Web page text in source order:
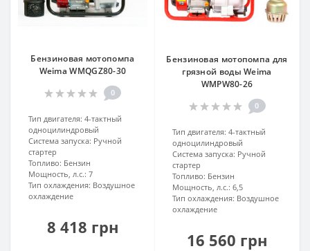
Бензиновая мотопомпа
Weima WMQGZ80-30
0
Тип двигателя: 4-тактный
одноцилиндровый
Система запуска: Ручной
стартер
Топливо: Бензин
Мощность, л.с.: 7
Тип охлаждения: Воздушное
охлаждение
8 418 грн
Бензиновая мотопомпа для
грязной воды Weima
WMPW80-26
0
Тип двигателя: 4-тактный
одноцилиндровый
Система запуска: Ручной
стартер
Топливо: Бензин
Мощность, л.с.: 6,5
Тип охлаждения: Воздушное
охлаждение
16 560 грн